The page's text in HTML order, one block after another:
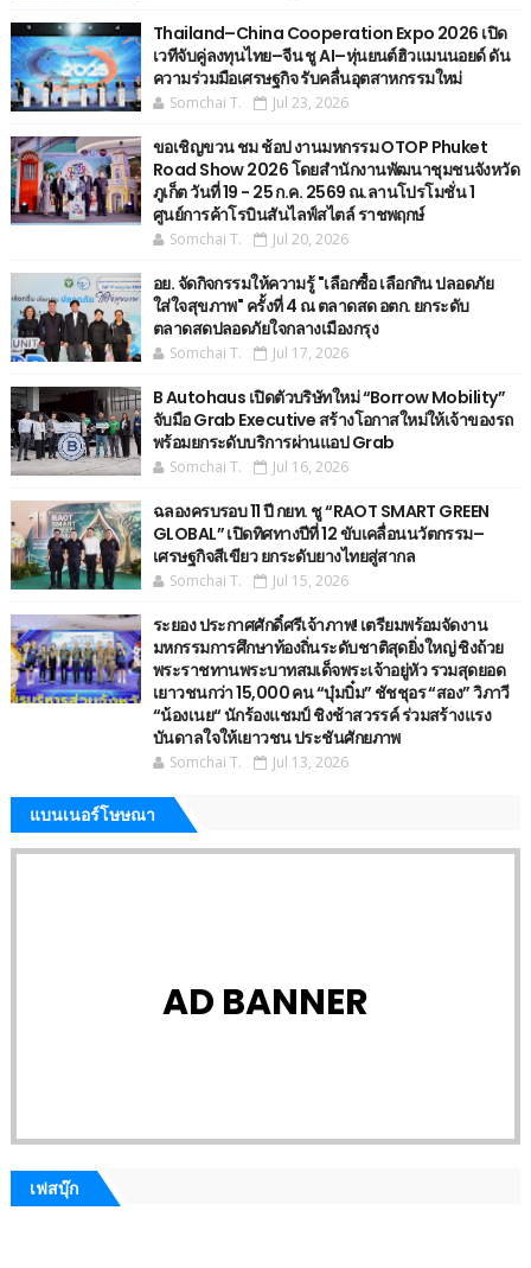
Thailand–China Cooperation Expo 2026 เปิด
เวทีจับคู่ลงทุนไทย–จีน ชู AI–หุ่นยนต์ฮิวแมนนอยด์ ดัน
ความร่วมมือเศรษฐกิจ รับคลื่นอุตสาหกรรมใหม่
Somchai T. Jul 23, 2026
ขอเชิญขวน ชม ช้อป งานมหกรรม OTOP Phuket
Road Show 2026 โดยสำนักงานพัฒนาชุมชนจังหวัด
ภูเก็ต วันที่ 19 - 25 ก.ค. 2569 ณ.ลานโปรโมชั่น 1
ศูนย์การค้าโรบินสันไลฟ์สไตล์ ราชพฤกษ์
Somchai T. Jul 20, 2026
อย. จัดกิจกรรมให้ความรู้ "เลือกซื้อ เลือกกิน ปลอดภัย
ใส่ใจสุขภาพ" ครั้งที่ 4 ณ ตลาดสด อตก. ยกระดับ
ตลาดสดปลอดภัยใจกลางเมืองกรุง
Somchai T. Jul 17, 2026
B Autohaus เปิดตัวบริษัทใหม่ “Borrow Mobility”
จับมือ Grab Executive สร้างโอกาสใหม่ให้เจ้าของรถ
พร้อมยกระดับบริการผ่านแอป Grab
Somchai T. Jul 16, 2026
ฉลองครบรอบ 11 ปี กยท. ชู “RAOT SMART GREEN
GLOBAL” เปิดทิศทางปีที่ 12 ขับเคลื่อนนวัตกรรม–
เศรษฐกิจสีเขียว ยกระดับยางไทยสู่สากล
Somchai T. Jul 15, 2026
ระยอง ประกาศศักดิ์ศรีเจ้าภาพ! เตรียมพร้อมจัดงาน
มหกรรมการศึกษาท้องถิ่นระดับชาติสุดยิ่งใหญ่ ชิงถ้วย
พระราชทานพระบาทสมเด็จพระเจ้าอยู่หัว รวมสุดยอด
เยาวชนกว่า 15,000 คน “บุ๋มบิ๋ม” ชัชชุอร “สอง” วิภาวี
“น้องเนย“ นักร้องแชมป์ ชิงช้าสวรรค์ ร่วมสร้างแรง
บันดาลใจให้เยาวชน ประชันศักยภาพ
Somchai T. Jul 13, 2026
แบนเนอร์โษษณา
AD BANNER
เฟสบุ๊ก